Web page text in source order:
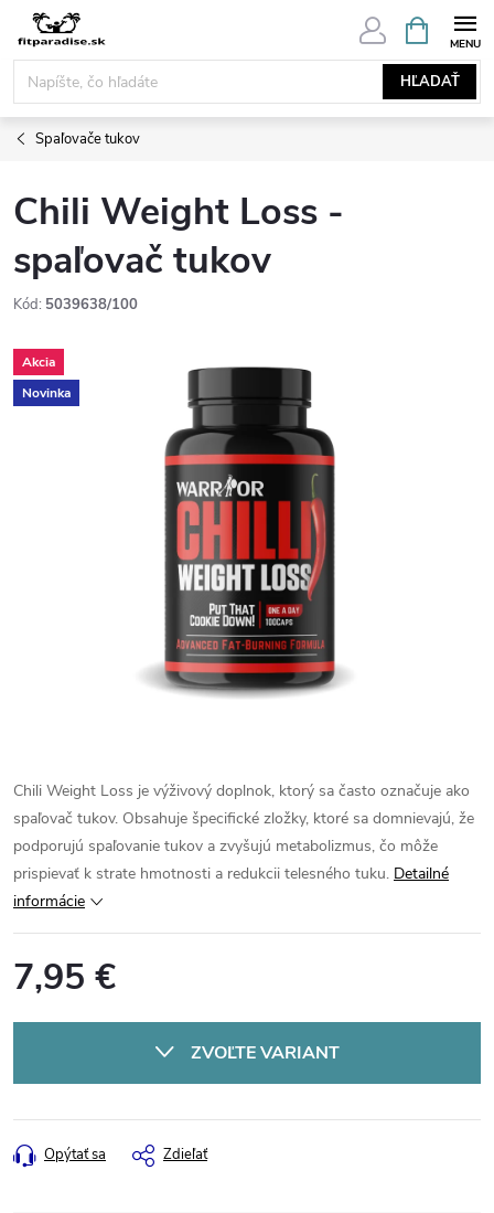
Prejsť
obsah
HĽADAŤ
KOŠÍK
Spaľovače tukov
Chili Weight Loss -
spaľovač tukov
Kód: 5039638/100
Akcia
Novinka
Chili Weight Loss je výživový doplnok, ktorý sa často označuje ako
spaľovač tukov. Obsahuje špecifické zložky, ktoré sa domnievajú, že
podporujú spaľovanie tukov a zvyšujú metabolizmus, čo môže
prispievať k strate hmotnosti a redukcii telesného tuku. Detailné
informácie
7,95 €
ZVOĽTE VARIANT
Opýtať sa Zdieľať